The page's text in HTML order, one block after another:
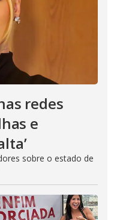
redes
e
sobre o estado de